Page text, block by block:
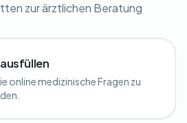
zur ärztlichen Beratung
online medizinische Fragen zu